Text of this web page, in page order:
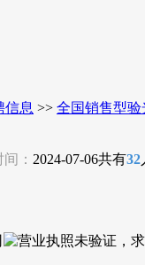
信息 >> 全国销售型
： 2024-07-06共有32